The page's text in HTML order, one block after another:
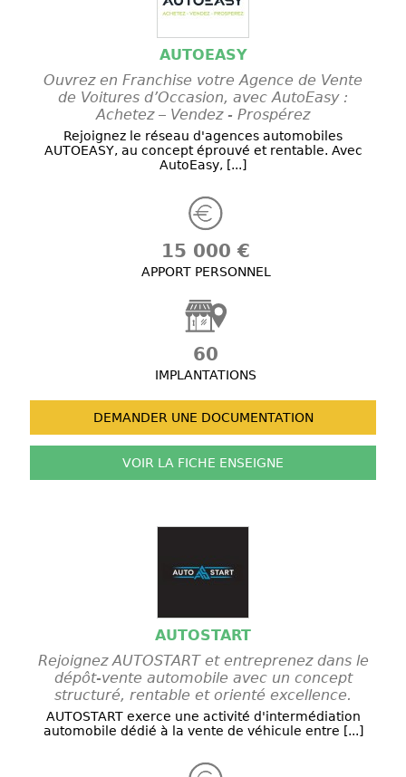
AUTOEASY
Ouvrez en Franchise votre Agence de Vente
de Voitures d’Occasion, avec AutoEasy :
Achetez – Vendez - Prospérez
Rejoignez le réseau d'agences automobiles
AUTOEASY, au concept éprouvé et rentable. Avec
AutoEasy, [...]
15 000 €
APPORT PERSONNEL
60
IMPLANTATIONS
DEMANDER UNE DOCUMENTATION
VOIR LA FICHE ENSEIGNE
AUTOSTART
Rejoignez AUTOSTART et entreprenez dans le
dépôt-vente automobile avec un concept
structuré, rentable et orienté excellence.
AUTOSTART exerce une activité d'intermédiation
automobile dédié à la vente de véhicule entre [...]